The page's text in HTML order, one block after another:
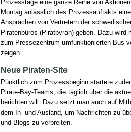
Prozesstage eine ganze Reihe von
Montag anlässlich des Prozessauftakts
Ansprachen von Vertretern der
Piratenbüros (Piratbyran) geben. Dazu wird
zum Pressezentrum umfunktionierten Bus
zeigen.
Neue Piraten-Site
Pünktlich zum Prozessbeginn startete
Pirate-Bay-Teams, die täglich über die
berichten will. Dazu setzt man auch auf
dem In- und Ausland, um Nachrichten zu
und Blogs zu verbreiten.